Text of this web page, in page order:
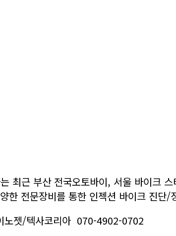
최근 부산 전국오토바이, 서울 바이크
전문장비를 통한 인젝션 바이크 진단/
노젯/텍사코리아 070-4902-0702